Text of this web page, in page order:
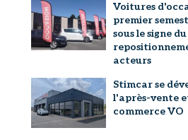
Voitures
premier
sous le signe du
acteurs
Stimcar se
l'après-vente
commerce VO